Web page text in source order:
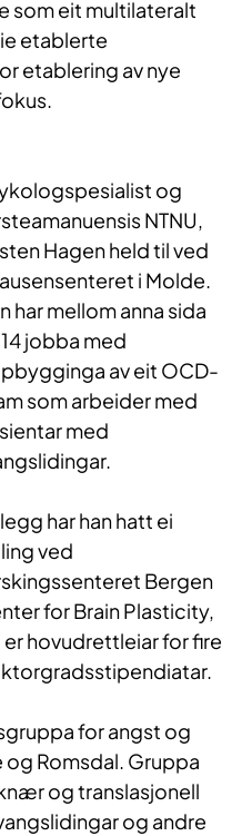
som eit multilateralt
etablerte
etablering av nye
og
NTNU,
Hagen held til ved
i Molde.
har mellom anna sida
jobba med
av eit OCD-
som arbeider med
med
har han hatt ei
ved
Bergen
for Brain Plasticity,
hovudrettleiar for fire
for angst og
Romsdal. Gruppa
og translasjonell
og andre